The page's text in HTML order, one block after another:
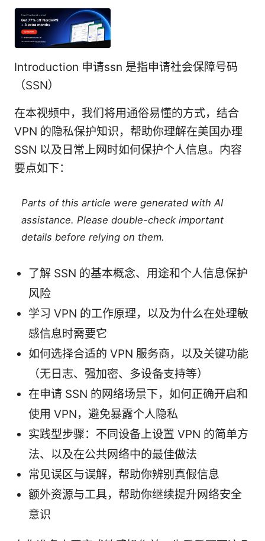
Introduction 申请ssn 是指申请社会保障号码
（SSN）
在本视频中，我们将用通俗易懂的方式，结合
VPN 的隐私保护知识，帮助你理解在美国办理
SSN 以及日常上网时如何保护个人信息。内容
要点如下：
Parts of this article were generated with AI
assistance. Please double-check important
details before relying on them.
了解 SSN 的基本概念、用途和个人信息保护
风险
学习 VPN 的工作原理，以及为什么在处理敏
感信息时需要它
如何选择合适的 VPN 服务商，以及关键功能
（无日志、强加密、多设备支持等）
在申请 SSN 的网络场景下，如何正确开启和
使用 VPN，避免暴露个人隐私
实践型步骤：不同设备上设置 VPN 的简单方
法、以及在公共网络中的最佳做法
常见误区与误解，帮助你辨别真假信息
额外资源与工具，帮助你继续提升网络安全
意识